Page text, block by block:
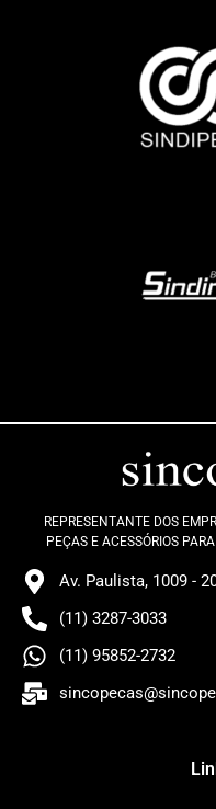
REPRESENTANTE DOS
PEÇAS E ACESSÓRIOS
Av. Paulista, 1009 -
(11) 3287-3033
(11) 95852-2732